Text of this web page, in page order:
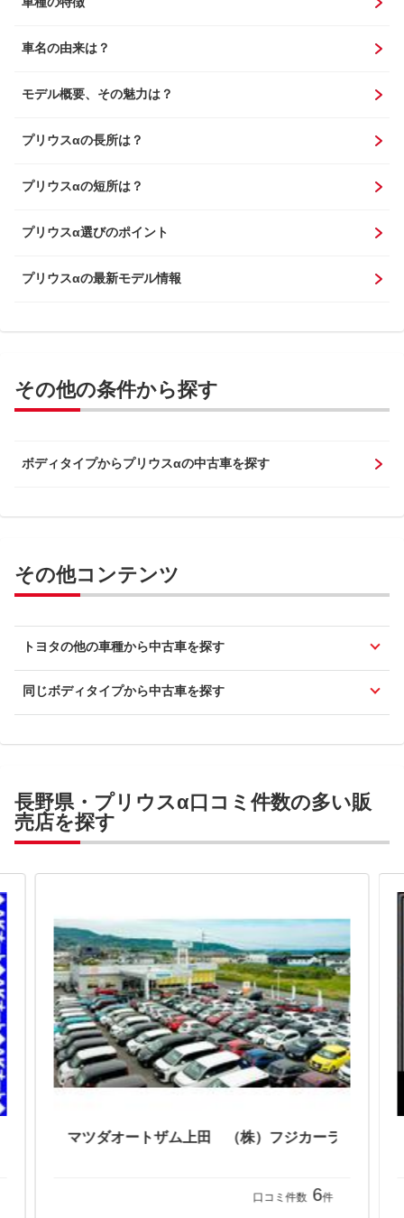
車名の由来は？
モデル概要、その魅力は？
プリウスαの長所は？
プリウスαの短所は？
プリウスα選びのポイント
プリウスαの最新モデル情報
その他の条件から探す
ボディタイプからプリウスαの中古車を探す
その他コンテンツ
トヨタの他の車種から中古車を探す
同じボディタイプから中古車を探す
長野県・プリウスα口コミ件数の多い販
売店を探す
口コミ件数 6件